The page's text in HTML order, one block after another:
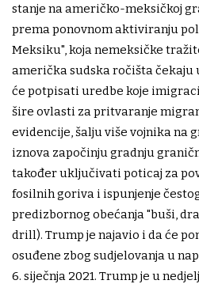
stanje na američko-meksičkoj
prema ponovnom aktiviranju
Meksiku", koja nemeksičke
američka sudska ročišta čekaju
će potpisati uredbe koje
šire ovlasti za pritvaranje
evidencije, šalju više vojnika na
iznova započinju gradnju
također uključivati poticaj za
fosilnih goriva i ispunjenje
predizbornog obećanja "buši,
drill). Trump je najavio i da će
osuđene zbog sudjelovanja u
6. siječnja 2021. Trump je u